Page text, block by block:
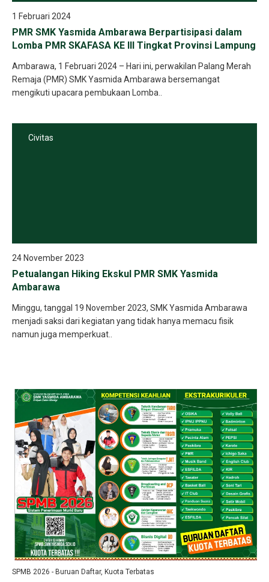
1 Februari 2024
PMR SMK Yasmida Ambarawa Berpartisipasi dalam
Lomba PMR SKAFASA KE III Tingkat Provinsi Lampung
Ambarawa, 1 Februari 2024 – Hari ini, perwakilan Palang Merah
Remaja (PMR) SMK Yasmida Ambarawa bersemangat
mengikuti upacara pembukaan Lomba..
Civitas
24 November 2023
Petualangan Hiking Ekskul PMR SMK Yasmida
Ambarawa
Minggu, tanggal 19 November 2023, SMK Yasmida Ambarawa
menjadi saksi dari kegiatan yang tidak hanya memacu fisik
namun juga memperkuat..
SPMB 2026 - Buruan Daftar, Kuota Terbatas